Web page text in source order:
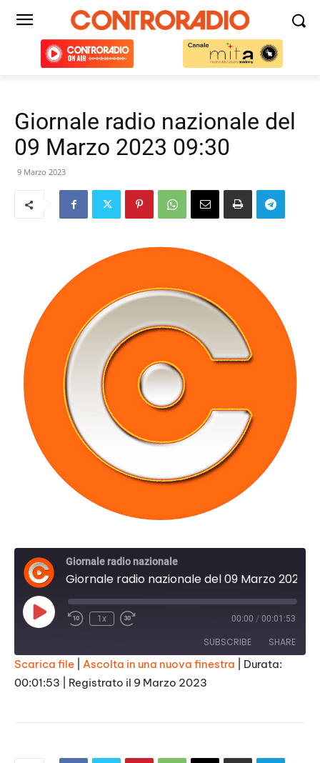
Giornale radio nazionale del
09 Marzo 2023 09:30
9 Marzo 2023
Giornale radio nazionale
Play
Episode
1x 00:00 / 00:01:53
SUBSCRIBE SHARE
SHARE
Scarica file Ascolta in una nuova finestra
Durata:
00:01:53
Registrato il 9 Marzo 2023